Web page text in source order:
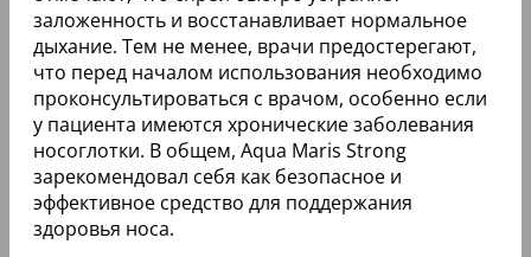
заложенность и восстанавливает нормальное
дыхание. Тем не менее, врачи предостерегают,
что перед началом использования необходимо
проконсультироваться с врачом, особенно если
у пациента имеются хронические заболевания
носоглотки. В общем, Aqua Maris Strong
зарекомендовал себя как безопасное и
эффективное средство для поддержания
здоровья носа.